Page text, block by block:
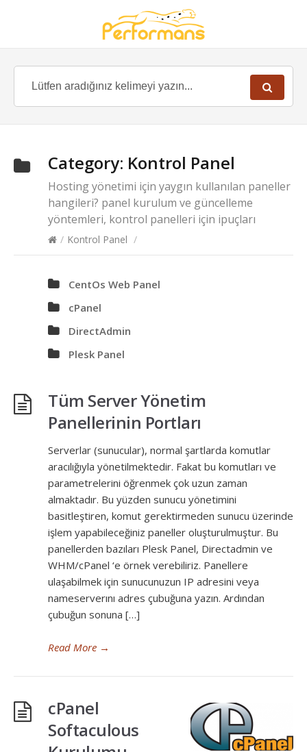
Category: Kontrol Panel
Hosting yönetimi için yaygın kullanılan paneller
hangileri? panel kurulum ve güncelleme
yöntemleri, kontrol panelleri için ipuçları
/ Kontrol Panel /
CentOs Web Panel
cPanel
DirectAdmin
Plesk Panel
Tüm Server Yönetim
Panellerinin Portları
Serverlar (sunucular), normal şartlarda komutlar
aracılığıyla yönetilmektedir. Fakat bu komutları ve
parametrelerini öğrenmek çok uzun zaman
almaktadır. Bu yüzden sunucu yönetimini
basitleştiren, komut gerektirmeden sunucu üzerinde
işlem yapabileceğiniz paneller oluşturulmuştur. Bu
panellerden bazıları Plesk Panel, Directadmin ve
WHM/cPanel ‘e örnek verebiliriz. Panellere
ulaşabilmek için sunucunuzun IP adresini veya
nameserverını adres çubuğuna yazın. Ardından
çubuğun sonuna […]
Read More →
cPanel
Softaculous